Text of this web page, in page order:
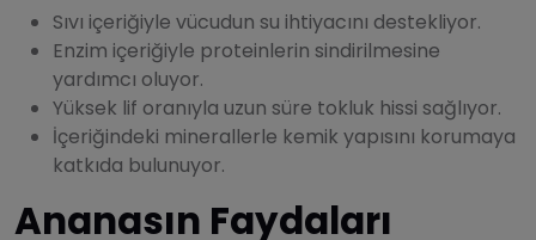
Sıvı içeriğiyle vücudun su ihtiyacını destekliyor.
Enzim içeriğiyle proteinlerin sindirilmesine
yardımcı oluyor.
Yüksek lif oranıyla uzun süre tokluk hissi sağlıyor.
İçeriğindeki minerallerle kemik yapısını korumaya
katkıda bulunuyor.
Ananasın Faydaları